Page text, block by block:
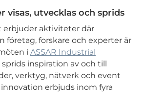
visas, utvecklas och sprids
erbjuder aktiviteter där
företag, forskare och experter är
i ASSAR Industrial
sprids inspiration av och till
verktyg, nätverk och event
erbjuds inom fyra